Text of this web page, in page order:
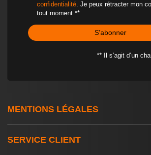
confidentialité. Je peux rétracter mon
tout moment.**
S’abonner
** Il s’agit d’un
MENTIONS LÉGALES
SERVICE CLIENT